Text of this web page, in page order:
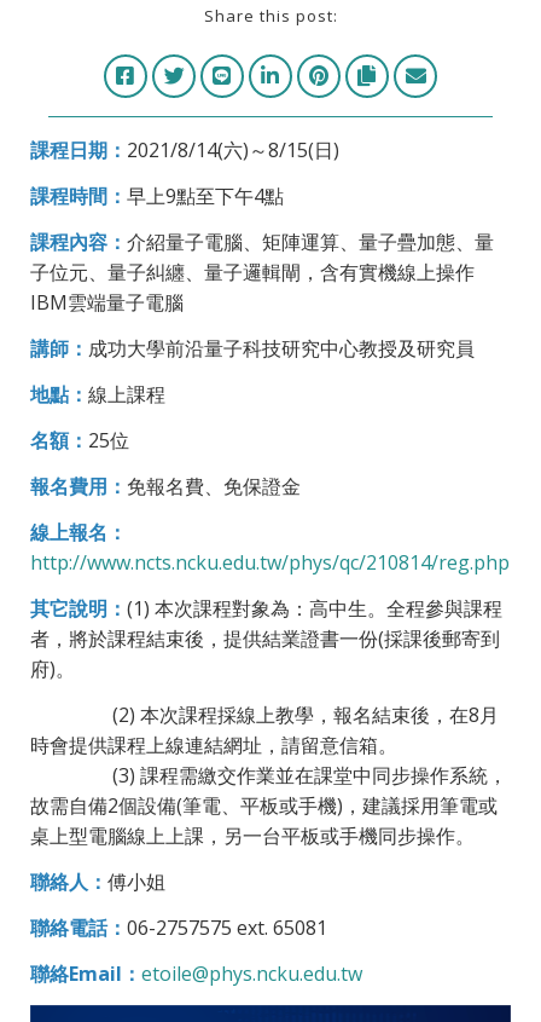
Share this post:
課程日期： 2021/8/14(六)～8/15(日)
課程時間： 早上9點至下午4點
課程內容： 介紹量子電腦、矩陣運算、量子疊加態、量
子位元、量子糾纏、量子邏輯閘，含有實機線上操作
IBM雲端量子電腦
講師： 成功大學前沿量子科技研究中心教授及研究員
地點： 線上課程
名額： 25位
報名費用： 免報名費、免保證金
線上報名：
http://www.ncts.ncku.edu.tw/phys/qc/210814/reg.php
其它說明： (1) 本次課程對象為：高中生。全程參與課程
者，將於課程結束後，提供結業證書一份(採課後郵寄到
府)。
(2) 本次課程採線上教學，報名結束後，在8月
時會提供課程上線連結網址，請留意信箱。
(3) 課程需繳交作業並在課堂中同步操作系統，
故需自備2個設備(筆電、平板或手機)，建議採用筆電或
桌上型電腦線上上課，另一台平板或手機同步操作。
聯絡人： 傅小姐
聯絡電話： 06-2757575 ext. 65081
聯絡Email： etoile@phys.ncku.edu.tw